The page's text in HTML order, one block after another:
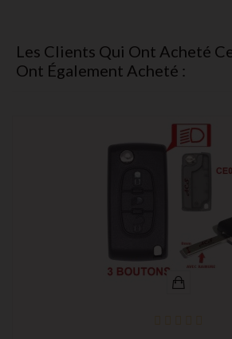
Les Clients Qui Ont Acheté
Ont Également Acheté :